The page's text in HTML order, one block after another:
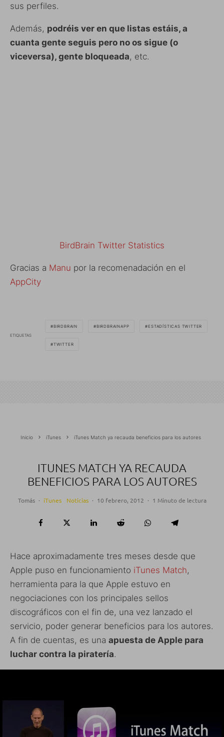
sus perfiles.
Además, podréis ver en que listas estáis, a
cuanta gente seguis pero no os sigue (o
viceversa), gente bloqueada, etc.
BirdBrain Twitter Statistics
Gracias a Manu por la recomenadación en el
AppCity
ETIQUETAS
BIRDBRAIN BIRDBRAINAPP ESTADÍSTICAS TWITTER
TWITTER
Inicio iTunes iTunes Match ya recauda beneficios para los autores
ITUNES MATCH YA RECAUDA
BENEFICIOS PARA LOS AUTORES
Tomás · iTunes Noticias · 10 febrero, 2012 · 1 Minuto de lectura
Hace aproximadamente tres meses desde que
Apple puso en funcionamiento iTunes Match,
herramienta para la que Apple estuvo en
negociaciones con los principales sellos
discográficos con el fin de, una vez lanzado el
servicio, poder generar beneficios para los autores.
A fin de cuentas, es una apuesta de Apple para
luchar contra la piratería.